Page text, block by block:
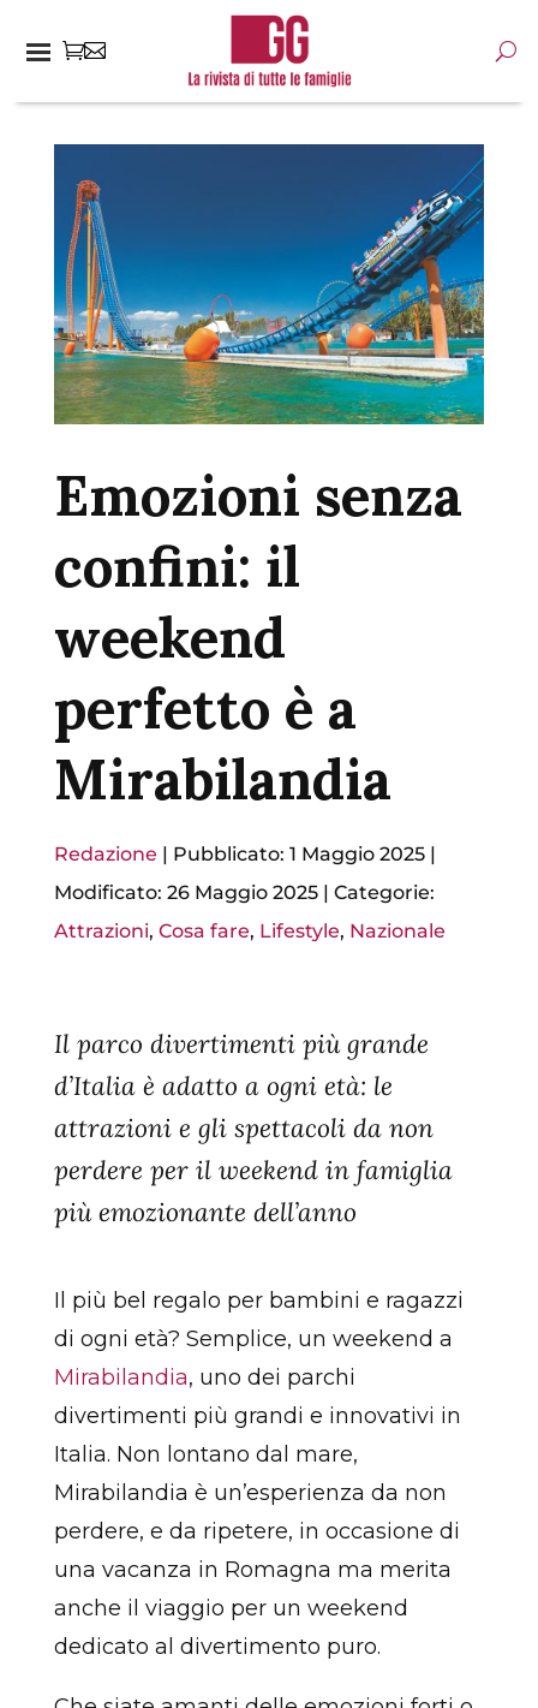
Emozioni senza
confini: il
weekend
perfetto è a
Mirabilandia
Redazione | Pubblicato: 1 Maggio 2025|
Modificato: 26 Maggio 2025| Categorie:
Attrazioni, Cosa fare, Lifestyle, Nazionale
Il parco divertimenti più grande
d’Italia è adatto a ogni età: le
attrazioni e gli spettacoli da non
perdere per il weekend in famiglia
più emozionante dell’anno
Il più bel regalo per bambini e ragazzi
di ogni età? Semplice, un weekend a
Mirabilandia, uno dei parchi
divertimenti più grandi e innovativi in
Italia. Non lontano dal mare,
Mirabilandia è un’esperienza da non
perdere, e da ripetere, in occasione di
una vacanza in Romagna ma merita
anche il viaggio per un weekend
dedicato al divertimento puro.